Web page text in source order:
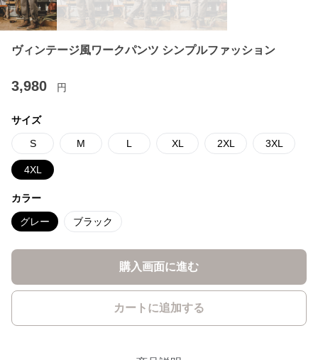
ヴィンテージ風ワークパンツ シンプルファッション
3,980 円
サイズ
S M L XL 2XL 3XL
4XL
カラー
グレー ブラック
購入画面に進む
カートに追加する